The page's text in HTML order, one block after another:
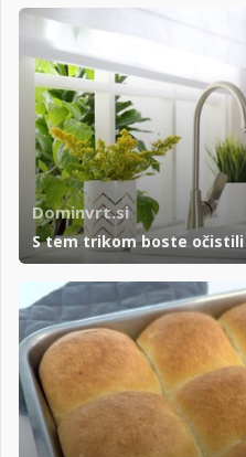
Dominvrt.si
S tem trikom boste